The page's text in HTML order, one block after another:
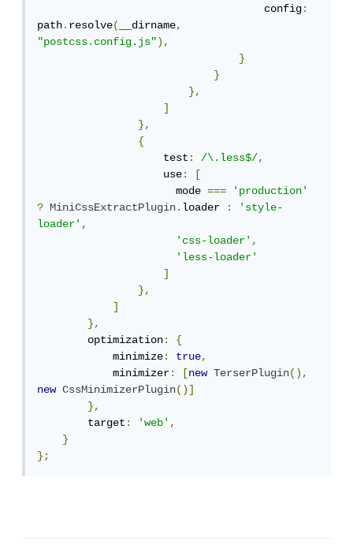
                                    config
:
path.resolve( __dirname,
"postcss.config.js"),
}
}
},
]
},
{
                    test
: /\.less$/,
                    use
:
[
                      mode
===
'production'
?
MiniCssExtractPlugin.loader :
'style-
loader',
'css-loader',
'less-loader'
]
},
]
},
        optimization
:
{
            minimize
: true,
            minimizer
: [new TerserPlugin(),
new
CssMinimizerPlugin()]
},
        target
: 'web',
}
};